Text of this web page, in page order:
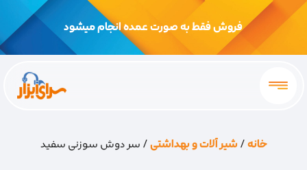
فروش فقط به صورت عمده انجام میشود
خانه/شیر آلات و بهداشتی/ سر دوش سوزنی سفید